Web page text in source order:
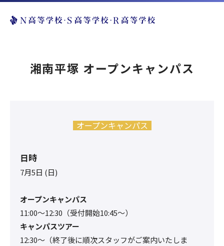
湘南平塚 オープンキャンパス
オープンキャンパス
日時
7月5日 (日)
オープンキャンパス
11:00〜12:30（受付開始10:45～）
キャンパスツアー
12:30〜（終了後に順次スタッフがご案内いたしま